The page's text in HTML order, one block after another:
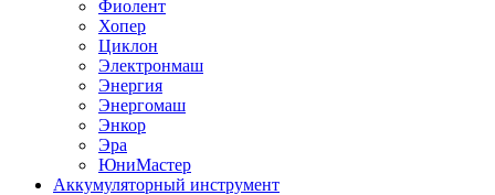
Фиолент
Хопер
Циклон
Электронмаш
Энергия
Энергомаш
Энкор
Эра
ЮниМастер
Аккумуляторный инструмент